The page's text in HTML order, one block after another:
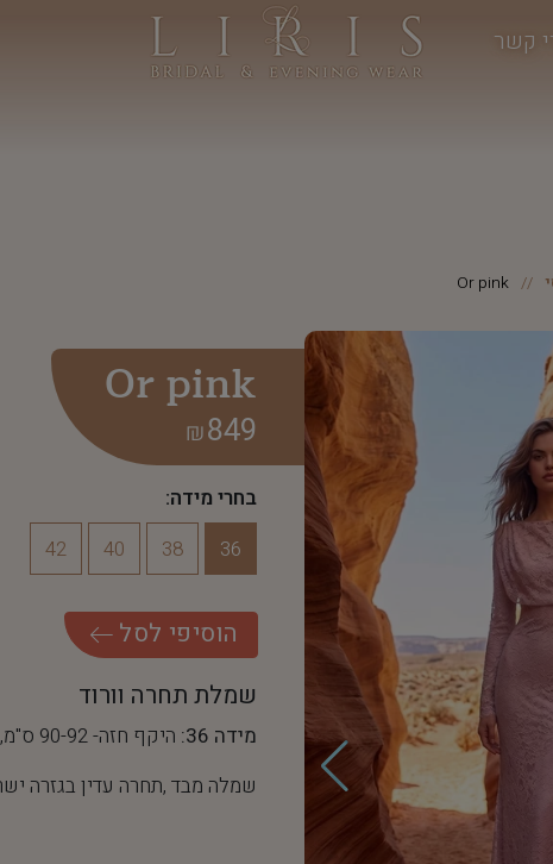
קשר
Or pink
Or pink
849
₪
בחרי מידה:
36
38
40
42
הוסיפי לסל
שמלת תחרה וורוד
מידה 36:
היקף חזה- 90-92 ס"מ, היקף מותן- 68 ס"מ
שמלה מבד ,תחרה עדין בגזרה